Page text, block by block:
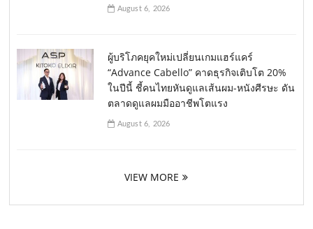
August 6, 2026
ผู้บริโภคยุคใหม่เปลี่ยนเกมแฮร์แคร์
“Advance Cabello” คาดธุรกิจเติบโต 20%
ในปีนี้ ชี้คนไทยหันดูแลเส้นผม-หนังศีรษะ ดัน
ตลาดดูแลผมมืออาชีพโตแรง
August 6, 2026
VIEW MORE